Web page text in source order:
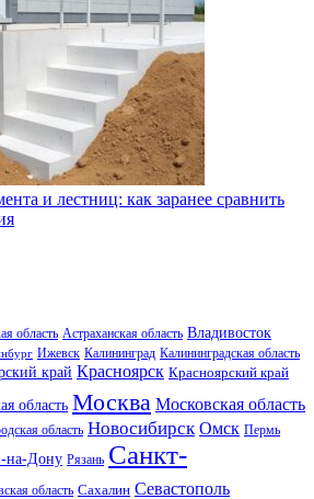
и лестниц: как заранее сравнить
область Астраханская область Владивосток
Ижевск Калининград Калининградская область
край Красноярск Красноярский край
область Москва Московская область
область Новосибирск Омск Пермь
на-Дону Рязань Санкт-
область Сахалин Севастополь